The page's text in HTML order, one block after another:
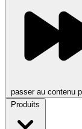
passer au contenu
Produits